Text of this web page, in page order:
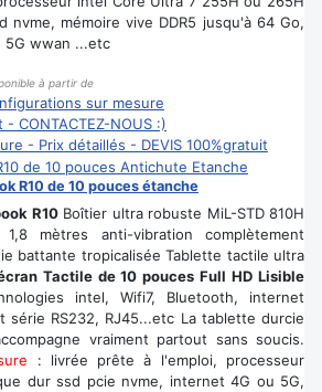
nvme, mémoire vive DDR5 jusqu'à 64 Go,
5G wwan ...etc
à partir de
sur mesure
CONTACTEZ-NOUS :)
- Prix détaillés - DEVIS 100%gratuit
R10 de 10 pouces étanche
R10Boîtier ultra robuste MiL-STD 810H
mètres anti-vibration complètement
battante tropicalisée Tablette tactile ultra
Tactile de 10 pouces Full HD Lisible
intel, Wifi7, Bluetooth, internet
série RS232, RJ45...etc La tablette durcie
vraiment partout sans soucis.
: livrée prête à l'emploi, processeur
dur ssd pcie nvme, internet 4G ou 5G,